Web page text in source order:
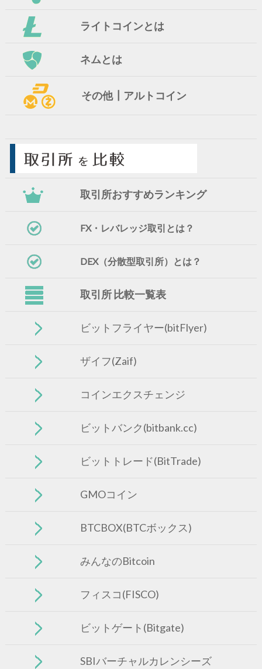
ライトコインとは
ネムとは
その他┃アルトコイン
取引所おすすめランキング
FX・レバレッジ取引とは？
DEX（分散型取引所）とは？
取引所 比較一覧表
ビットフライヤー(bitFlyer)
ザイフ(Zaif)
コインエクスチェンジ
ビットバンク(bitbank.cc)
ビットトレード(BitTrade)
GMOコイン
BTCBOX(BTCボックス)
みんなのBitcoin
フィスコ(FISCO)
ビットゲート(Bitgate)
SBIバーチャルカレンシーズ